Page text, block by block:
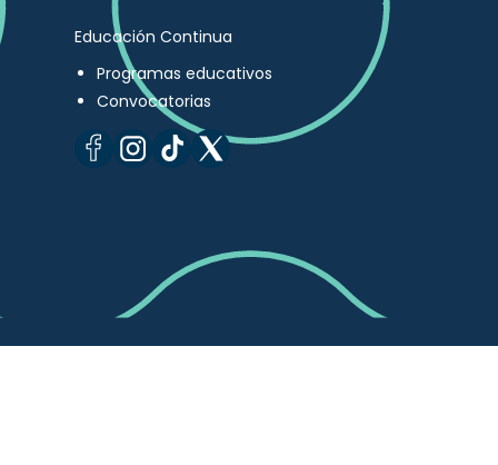
Educación Continua
Programas educativos
Convocatorias